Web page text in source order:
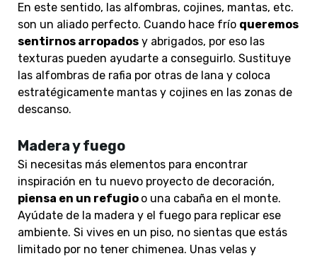
En este sentido, las alfombras, cojines, mantas, etc.
son un aliado perfecto. Cuando hace frío queremos
sentirnos arropados y abrigados, por eso las
texturas pueden ayudarte a conseguirlo. Sustituye
las alfombras de rafia por otras de lana y coloca
estratégicamente mantas y cojines en las zonas de
descanso.
Madera y fuego
Si necesitas más elementos para encontrar
inspiración en tu nuevo proyecto de decoración,
piensa en un refugio o una cabaña en el monte.
Ayúdate de la madera y el fuego para replicar ese
ambiente. Si vives en un piso, no sientas que estás
limitado por no tener chimenea. Unas velas y